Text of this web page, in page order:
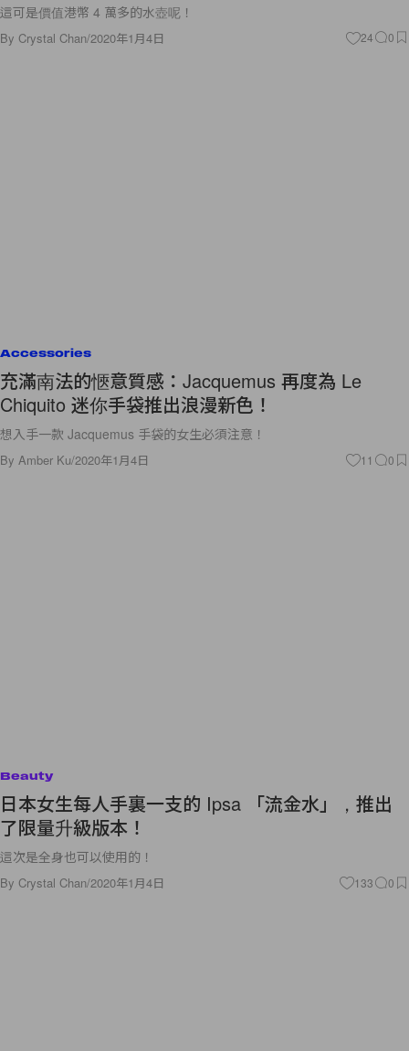
這可是價值港幣 4 萬多的水壺呢！
By Crystal Chan/2020年1月4日 24 0
Accessories
充滿南法的愜意質感：Jacquemus 再度為 Le
Chiquito 迷你手袋推出浪漫新色！
想入手一款 Jacquemus 手袋的女生必須注意！
By Amber Ku/2020年1月4日 11 0
Beauty
日本女生每人手裏一支的 Ipsa 「流金水」，推出
了限量升級版本！
這次是全身也可以使用的！
By Crystal Chan/2020年1月4日 133 0